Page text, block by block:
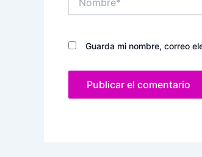
Guarda mi nombre, correo